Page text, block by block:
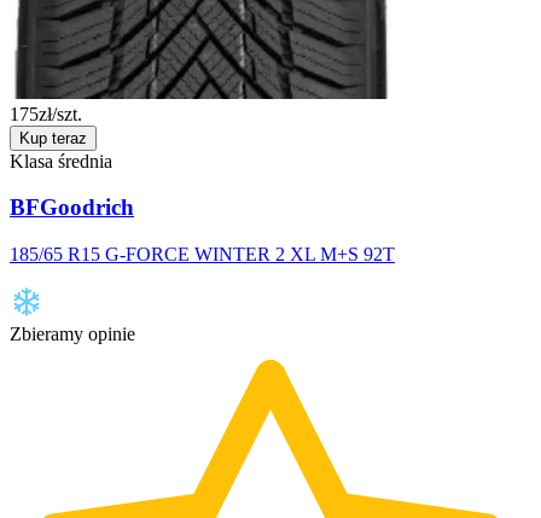
175zł/szt.
Kup teraz
Klasa średnia
BFGoodrich
185/65 R15 G-FORCE WINTER 2 XL M+S 92T
Zbieramy opinie